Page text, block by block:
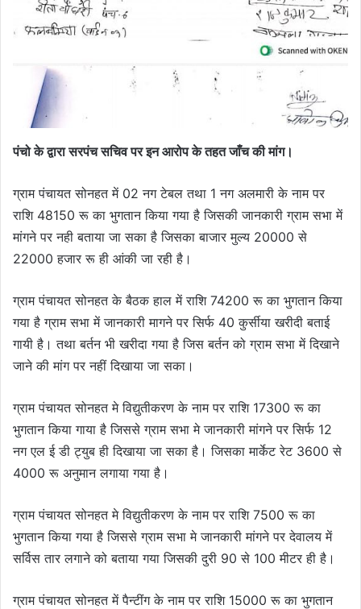
पंचो के द्वारा सरपंच सचिव पर इन आरोप के तहत जाँच की मांग।
ग्राम पंचायत सोनहत में 02 नग टेबल तथा 1 नग अलमारी के नाम पर
राशि 48150 रू का भुगतान किया गया है जिसकी जानकारी ग्राम सभा में
मांगने पर नही बताया जा सका है जिसका बाजार मुल्य 20000 से
22000 हजार रू ही आंकी जा रही है।
ग्राम पंचायत सोनहत के बैठक हाल में राशि 74200 रू का भुगतान किया
गया है ग्राम सभा में जानकारी मागने पर सिर्फ 40 कुर्सीया खरीदी बताई
गायी है। तथा बर्तन भी खरीदा गया है जिस बर्तन को ग्राम सभा में दिखाने
जाने की मांग पर नहीं दिखाया जा सका।
ग्राम पंचायत सोनहत मे विद्युतीकरण के नाम पर राशि 17300 रू का
भुगतान किया गाया है जिससे ग्राम सभा मे जानकारी मांगने पर सिर्फ 12
नग एल ई डी ट्युब ही दिखाया जा सका है। जिसका मार्केट रेट 3600 से
4000 रू अनुमान लगाया गया है।
ग्राम पंचायत सोनहत मे विद्युतीकरण के नाम पर राशि 7500 रू का
भुगतान किया गया है जिससे ग्राम सभा मे जानकारी मांगने पर देवालय में
सर्विस तार लगाने को बताया गया जिसकी दुरी 90 से 100 मीटर ही है।
ग्राम पंचायत सोनहत में पैन्टींग के नाम पर राशि 15000 रू का भुगतान